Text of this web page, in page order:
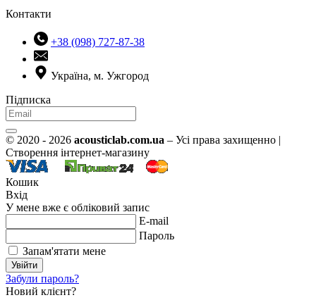
Контакти
+38 (098) 727-87-38
Україна, м. Ужгород
Підписка
© 2020 - 2026 acousticlab.com.ua – Усі права захищенно |
Створення інтернет-магазину
Кошик
Вхід
У мене вже є обліковий запис
E-mail
Пароль
Запам'ятати мене
Увійти
Забули пароль?
Новий клієнт?